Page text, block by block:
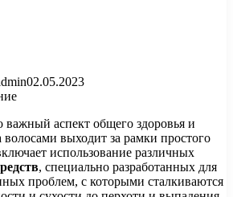
02.05.2023
важный аспект общего здоровья и
волосами выходит за рамки простого
использование различных
, специально разработанных для
проблем, с которыми сталкиваются